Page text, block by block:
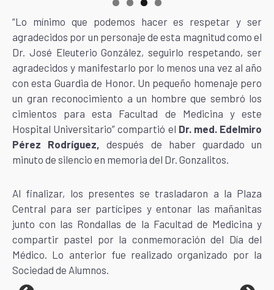
“Lo mínimo que podemos hacer es respetar y ser
agradecidos por un personaje de esta magnitud como el
Dr. José Eleuterio González, seguirlo respetando, ser
agradecidos y manifestarlo por lo menos una vez al año
con esta Guardia de Honor. Un pequeño homenaje pero
un gran reconocimiento a un hombre que sembró los
cimientos para esta Facultad de Medicina y este
Hospital Universitario” compartió el Dr. med. Edelmiro
Pérez Rodríguez,después de haber guardado un
minuto de silencio en memoria del Dr. Gonzalitos.
Al finalizar, los presentes se trasladaron a la Plaza
Central para ser partícipes y entonar las mañanitas
junto con las Rondallas de la Facultad de Medicina y
compartir pastel por la conmemoración del Día del
Médico. Lo anterior fue realizado organizado por la
Sociedad de Alumnos.